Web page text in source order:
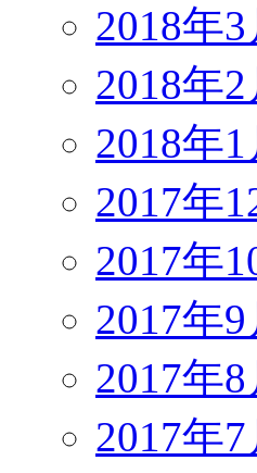
2018年
2018年
2018年
2017年
2017年
2017年
2017年
2017年